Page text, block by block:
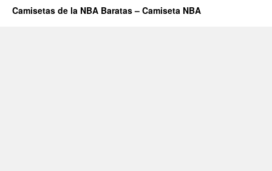
Camisetas de la NBA Baratas – Camiseta NBA